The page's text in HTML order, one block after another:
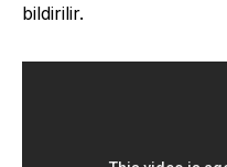
bildirilir.